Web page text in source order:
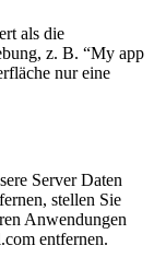
als die
z. B. “My app
nur eine
Server Daten
stellen Sie
Anwendungen
entfernen.